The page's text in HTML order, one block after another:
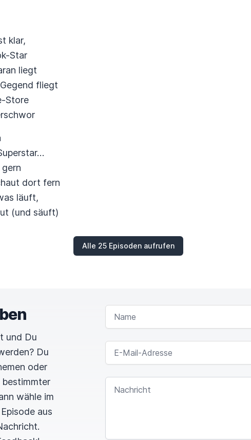
klar,
Star
liegt
fliegt
Store
dort fern
läuft,
(und säuft)
Alle 25 Episoden aufrufen
und Du
Du
oder
wähle im
aus
NAME
E-MAIL-ADRESSE
NACHRICHT